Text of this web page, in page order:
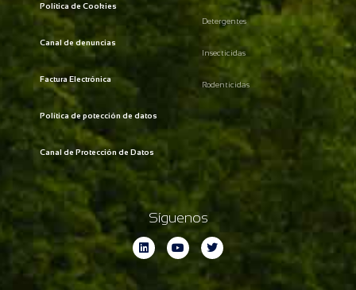
Política de Cookies
Canal de denuncias
Factura Electrónica
Política de potección de datos
Canal de Protección de Datos
Detergentes
Insecticidas
Rodenticidas
Síguenos